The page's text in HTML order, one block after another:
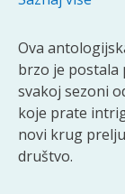
Ova
brzo je postala
svakoj sezoni
koje prate
novi krug
društvo.